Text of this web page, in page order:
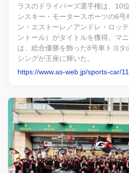
ラスのドライバーズ選手権は、10
ンスキー・モータースポーツの6
ン・エストーレ／アンドレ・ロッ
ントール）がタイトルを獲得。マ
は、総合優勝を飾った8号車トヨタ
シングが王座に輝いた。
https://www.as-web.jp/sports-car/